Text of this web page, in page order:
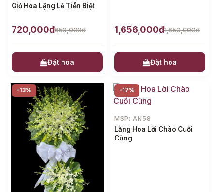
Giỏ Hoa Lặng Lẽ Tiễn Biệt
720,000đ650,000đ
Đặt hoa
1,656,000đ1,650,000đ
Đặt hoa
-13% -17%
MSP: AN58
Lẵng Hoa Lời Chào Cuối
Cùng